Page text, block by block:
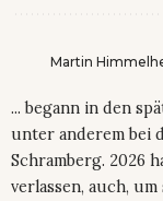
Martin
... begann in den
unter anderem bei
Schramberg. 2026
verlassen, auch,